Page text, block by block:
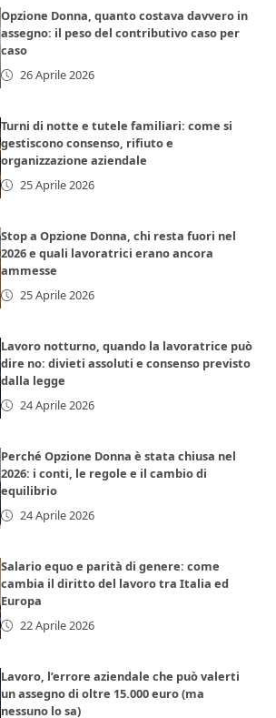
Opzione Donna, quanto costava davvero in
assegno: il peso del contributivo caso per
caso
26 Aprile 2026
Turni di notte e tutele familiari: come si
gestiscono consenso, rifiuto e
organizzazione aziendale
25 Aprile 2026
Stop a Opzione Donna, chi resta fuori nel
2026 e quali lavoratrici erano ancora
ammesse
25 Aprile 2026
Lavoro notturno, quando la lavoratrice può
dire no: divieti assoluti e consenso previsto
dalla legge
24 Aprile 2026
Perché Opzione Donna è stata chiusa nel
2026: i conti, le regole e il cambio di
equilibrio
24 Aprile 2026
Salario equo e parità di genere: come
cambia il diritto del lavoro tra Italia ed
Europa
22 Aprile 2026
Lavoro, l’errore aziendale che può valerti
un assegno di oltre 15.000 euro (ma
nessuno lo sa)